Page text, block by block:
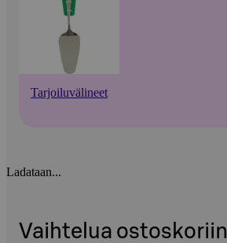
Tarjoiluvälineet
Ladataan...
Vaihtelua ostoskoriin